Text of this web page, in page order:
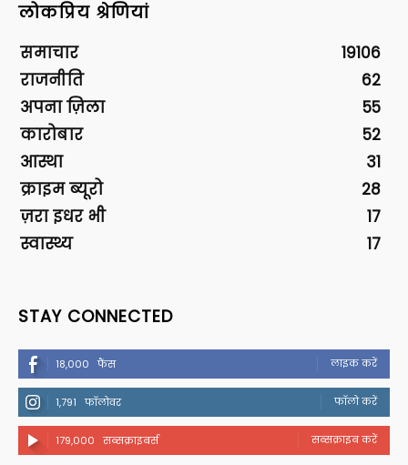
लोकप्रिय श्रेणियां
समाचार
19106
राजनीति
62
अपना ज़िला
55
कारोबार
52
आस्था
31
क्राइम ब्यूरो
28
ज़रा इधर भी
17
स्वास्थ्य
17
STAY CONNECTED
18,000 फैंस लाइक करें
1,791 फॉलोवर फॉलो करें
179,000 सब्सक्राइबर्स सब्सक्राइब करें